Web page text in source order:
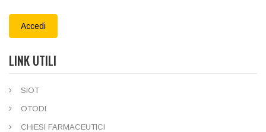
Accedi
LINK UTILI
SIOT
OTODI
CHIESI FARMACEUTICI